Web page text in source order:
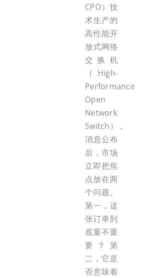
CPO）技
术生产的
高性能开
放式网络
交换机
（High-
Performance
Open
Network
Switch），
消息公布
后，市场
立即把焦
点放在两
个问题。
第一，这
张订单到
底重不重
要？第
二，它是
否意味着